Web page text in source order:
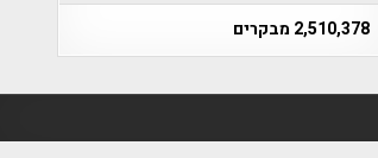
2,510,378 מבקרים